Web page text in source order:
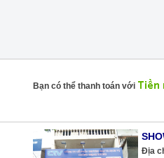
Bạn có thể thanh toán với
Địa